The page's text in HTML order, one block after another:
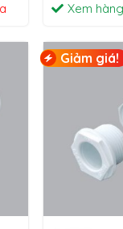
Xem hàng
Giảm giá!